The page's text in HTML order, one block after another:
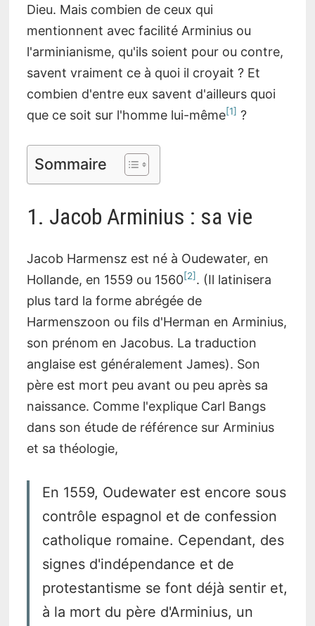
Dieu. Mais combien de ceux qui
mentionnent avec facilité Arminius ou
l'arminianisme, qu'ils soient pour ou contre,
savent vraiment ce à quoi il croyait ? Et
combien d'entre eux savent d'ailleurs quoi
que ce soit sur l'homme lui-même 1 ?
Sommaire
1. Jacob Arminius : sa vie
Jacob Harmensz est né à Oudewater, en
Hollande, en 1559 ou 1560 2 . (Il latinisera
plus tard la forme abrégée de
Harmenszoon ou fils d'Herman en Arminius,
son prénom en Jacobus. La traduction
anglaise est généralement James). Son
père est mort peu avant ou peu après sa
naissance. Comme l'explique Carl Bangs
dans son étude de référence sur Arminius
et sa théologie,
En 1559, Oudewater est encore sous
contrôle espagnol et de confession
catholique romaine. Cependant, des
signes d'indépendance et de
protestantisme se font déjà sentir et,
à la mort du père d'Arminius, un